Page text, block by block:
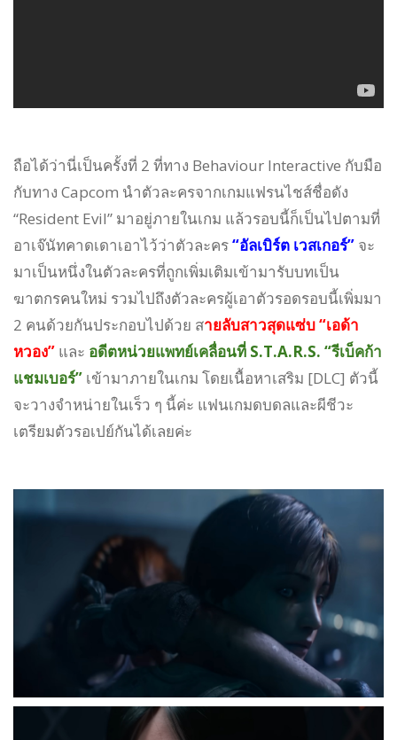
ถือได้ว่านี่เป็นครั้งที่ 2 ที่ทาง Behaviour Interactive กับมือ
กับทาง Capcom นำตัวละครจากเกมแฟรนไชส์ชื่อดัง
“Resident Evil” มาอยู่ภายในเกม แล้วรอบนี้ก็เป็นไปตามที่
อาเจ๊นัทคาดเดาเอาไว้ว่าตัวละคร“อัลเบิร์ต เวสเกอร์” จะ
มาเป็นหนึ่งในตัวละครที่ถูกเพิ่มเติมเข้ามารับบทเป็น
ฆาตกรคนใหม่ รวมไปถึงตัวละครผู้เอาตัวรอดรอบนี้เพิ่มมา
2 คนด้วยกันประกอบไปด้วย สายลับสาวสุดแซ่บ “เอด้า
หวอง” และ อดีตหน่วยแพทย์เคลื่อนที่ S.T.A.R.S. “รีเบ็คก้า
แชมเบอร์” เข้ามาภายในเกม โดยเนื้อหาเสริม [DLC] ตัวนี้
จะวางจำหน่ายในเร็ว ๆ นี้ค่ะ แฟนเกมดบดลและผีชีวะ
เตรียมตัวรอเปย์กันได้เลยค่ะ